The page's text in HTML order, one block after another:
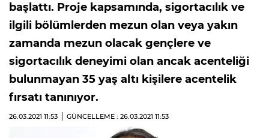
başlattı. Proje kapsamında, sigortacılık ve
ilgili bölümlerden mezun olan veya yakın
zamanda mezun olacak gençlere ve
sigortacılık deneyimi olan ancak acenteliği
bulunmayan 35 yaş altı kişilere acentelik
fırsatı tanınıyor.
26.03.2021 11:53 GÜNCELLEME : 26.03.2021 11:53